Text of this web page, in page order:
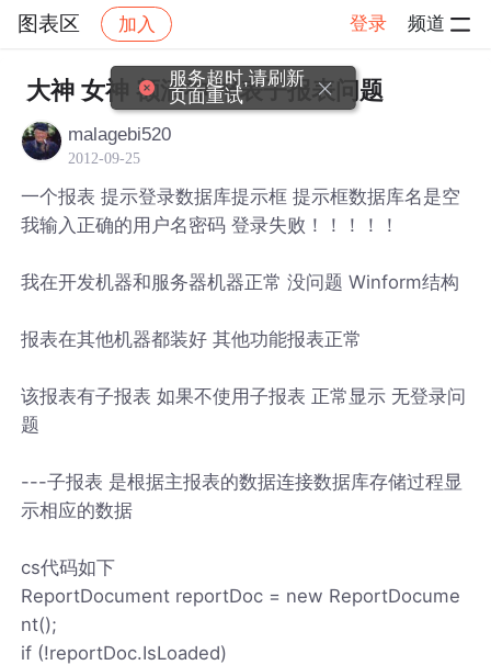
图表区 加入 登录 频道
社区 图表区 帖子详情
大神 女神 额滴神 报表子报表问题
malagebi520
2012-09-25
一个报表 提示登录数据库提示框 提示框数据库名是空
我输入正确的用户名密码 登录失败！！！！！
我在开发机器和服务器机器正常 没问题 Winform结构
报表在其他机器都装好 其他功能报表正常
该报表有子报表 如果不使用子报表 正常显示 无登录问
题
---子报表 是根据主报表的数据连接数据库存储过程显
示相应的数据
cs代码如下
ReportDocument reportDoc = new ReportDocume
nt();
if (!reportDoc.IsLoaded)
服务超时,请刷新
页面重试